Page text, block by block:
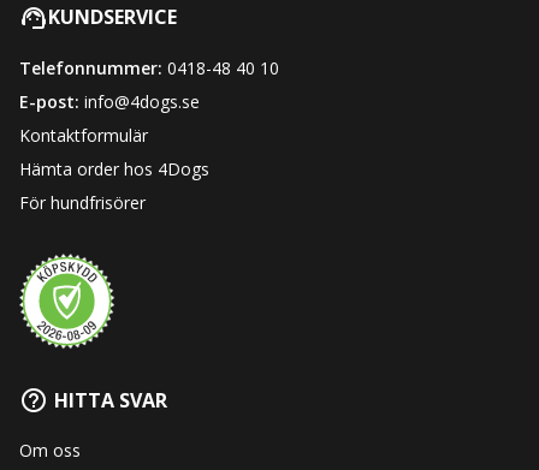
KUNDSERVICE
Telefonnummer: 0418-48 40 10
E-post: info@4dogs.se
Kontaktformulär
Hämta order hos 4Dogs
För hundfrisörer
HITTA SVAR
Om oss